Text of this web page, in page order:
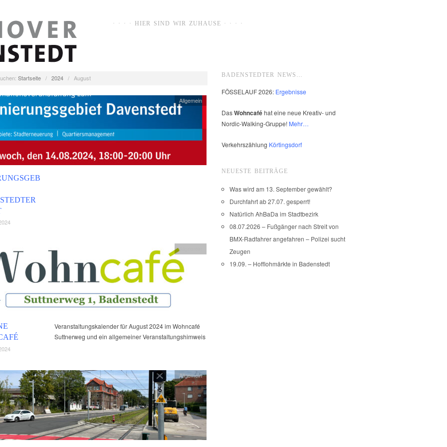
· · · · HIER SIND WIR ZUHAUSE · · · ·
Startseite / 2024 / August
Allgemein
Allgemein
Veranstaltungskalender für August 2024 im Wohncafé
Suttnerweg und ein allgemeiner Veranstaltungshimweis
Allgemein
BADENSTEDTER NEWS…
FÖSSELAUF 2026: Ergebnisse
DasWohncaféhat eine neue Kreativ- und
Nordic-Walking-Gruppe! Mehr…
Verkehrszählung Körtingsdorf
NEUESTE BEITRÄGE
Was wird am 13. September gewählt?
Durchfahrt ab 27.07. gesperrt!
Natürlich AhBaDa im Stadtbezirk
08.07.2026 – Fußgänger nach Streit von
BMX-Radfahrer angefahren – Polizei sucht
Zeugen
19.09. – Hofflohmärkte in Badenstedt